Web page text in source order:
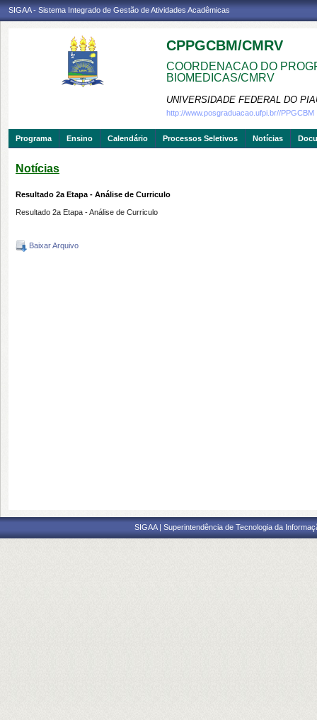
SIGAA - Sistema Integrado de Gestão de Atividades Acadêmicas
CPPGCBM/CMRV
COORDENACAO DO
BIOMEDICAS/CMRV
UNIVERSIDADE FEDERAL DO
http://www.posgraduacao.ufpi.br//PPGCBM
Programa Ensino Calendário Processos Seletivos Notícias
Notícias
Resultado 2a Etapa - Análise de Curriculo
Resultado 2a Etapa - Análise de Curriculo
Baixar Arquivo
SIGAA | Superintendência de Tecnologia da